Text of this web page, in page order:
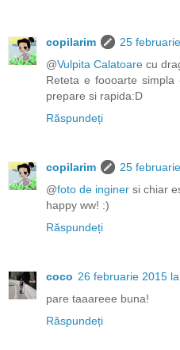
copilarim
25
@Vulpita Calatoare cu
Reteta e foooarte
prepare si rapida:D
Răspundeți
copilarim
25
@foto de inginer si chiar
happy ww! :)
Răspundeți
coco 26 februarie 2015
pare taaareee buna!
Răspundeți